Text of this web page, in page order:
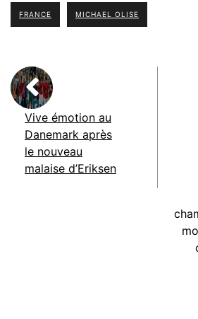
FRANCE MICHAEL OLISE
Vive émotion au
Danemark après
le nouveau
malaise d’Eriksen